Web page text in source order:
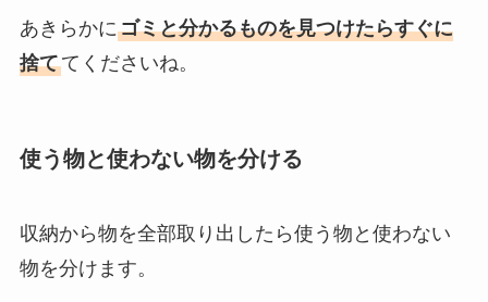
あきらかにゴミと分かるものを見つけたらすぐに
捨ててくださいね。
使う物と使わない物を分ける
収納から物を全部取り出したら使う物と使わない
物を分けます。